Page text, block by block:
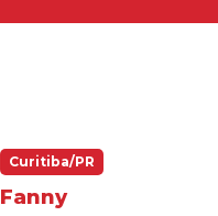
Curitiba/PR
Fanny